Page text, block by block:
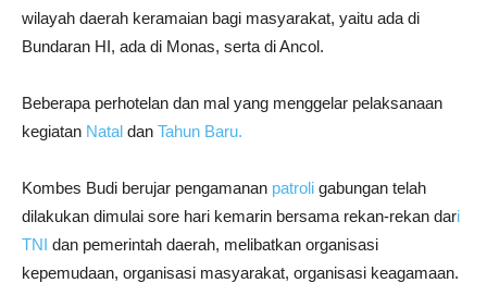
wilayah daerah keramaian bagi masyarakat, yaitu ada di
Bundaran HI, ada di Monas, serta di Ancol.
Beberapa perhotelan dan mal yang menggelar pelaksanaan
kegiatan Natal dan Tahun Baru.
Kombes Budi berujar pengamanan patroli gabungan telah
dilakukan dimulai sore hari kemarin bersama rekan-rekan dari
TNI dan pemerintah daerah, melibatkan organisasi
kepemudaan, organisasi masyarakat, organisasi keagamaan.